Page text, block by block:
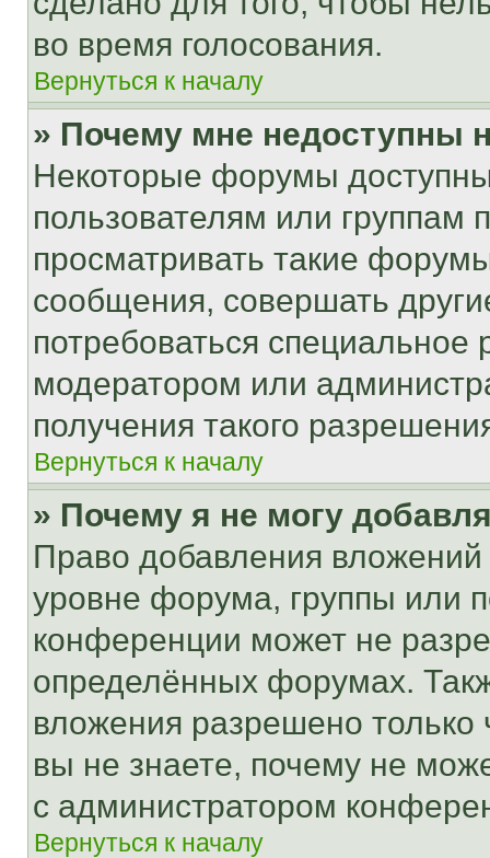
во время голосования.
Вернуться к началу
» Почему мне недоступны
Некоторые форумы
пользователям или группам
просматривать такие
сообщения, совершать
потребоваться
модератором или
получения такого
Вернуться к началу
» Почему я не могу
Право добавления
уровне форума, группы или
конференции может не
определённых форумах.
вложения разрешено
вы не знаете, почему не
с администратором
Вернуться к началу